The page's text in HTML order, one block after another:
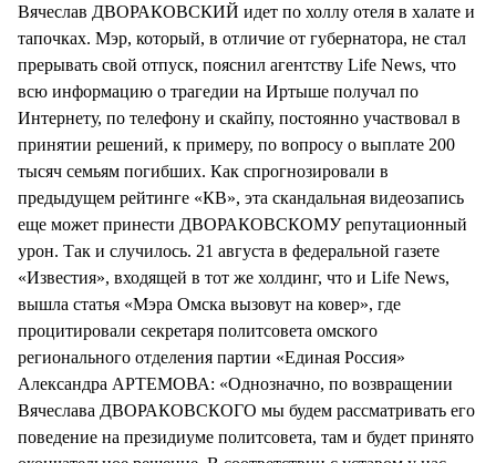
Вячеслав ДВОРАКОВСКИЙ идет по холлу отеля в халате и
тапочках. Мэр, который, в отличие от губернатора, не стал
прерывать свой отпуск, пояснил агентству Life News, что
всю информацию о трагедии на Иртыше получал по
Интернету, по телефону и скайпу, постоянно участвовал в
принятии решений, к примеру, по вопросу о выплате 200
тысяч семьям погибших. Как спрогнозировали в
предыдущем рейтинге «КВ», эта скандальная видеозапись
еще может принести ДВОРАКОВСКОМУ репутационный
урон. Так и случилось. 21 августа в федеральной газете
«Известия», входящей в тот же холдинг, что и Life News,
вышла статья «Мэра Омска вызовут на ковер», где
процитировали секретаря политсовета омского
регионального отделения партии «Единая Россия»
Александра АРТЕМОВА: «Однозначно, по возвращении
Вячеслава ДВОРАКОВСКОГО мы будем рассматривать его
поведение на президиуме политсовета, там и будет принято